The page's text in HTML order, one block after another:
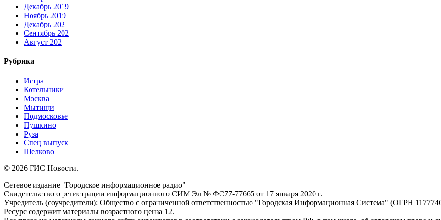
Декабрь 2019
Ноябрь 2019
Декабрь 202
Сентябрь 202
Август 202
Рубрики
Истра
Котельники
Москва
Мытищи
Подмосковье
Пушкино
Руза
Спец выпуск
Щелково
© 2026 ГИС Новости.
Сетевое издание "Городское информационное радио"
Свидетельство о регистрации информационного СИМ Эл № ФС77-77665 от 17 января 2020 г.
Учредитель (соучредители): Общество с ограниченной ответственностью "Городская Информационная Система" (ОГРН
Ресурс содержит материалы возрастного ценза 12.